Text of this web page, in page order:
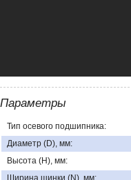
Параметры
Тип осевого подшипника:
Диаметр (D), мм:
Высота (H), мм:
Ширина шинки (N), мм: